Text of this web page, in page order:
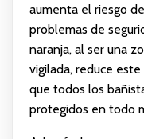
aumenta el riesgo
problemas de
naranja, al ser una
vigilada, reduce este
que todos los
protegidos en todo